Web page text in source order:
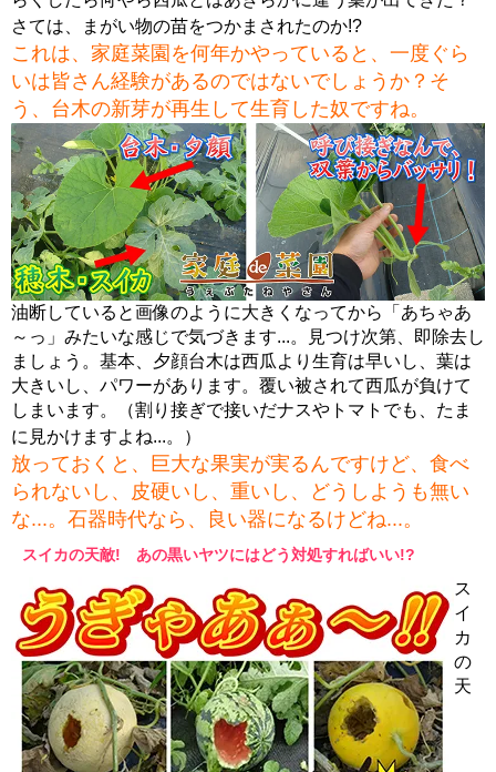
さては、まがい物の苗をつかまされたのか!?
これは、家庭菜園を何年かやっていると、一度ぐら
いは皆さん経験があるのではないでしょうか？そ
う、台木の新芽が再生して生育した奴ですね。
油断していると画像のように大きくなってから「あちゃあ
～っ」みたいな感じで気づきます...。見つけ次第、即除去し
ましょう。基本、夕顔台木は西瓜より生育は早いし、葉は
大きいし、パワーがあります。覆い被されて西瓜が負けて
しまいます。（割り接ぎで接いだナスやトマトでも、たま
に見かけますよね...。）
放っておくと、巨大な果実が実るんですけど、食べ
られないし、皮硬いし、重いし、どうしようも無い
な...。石器時代なら、良い器になるけどね...。
スイカの天敵! あの黒いヤツにはどう対処すればいい!?
ス
イ
カ
の
天